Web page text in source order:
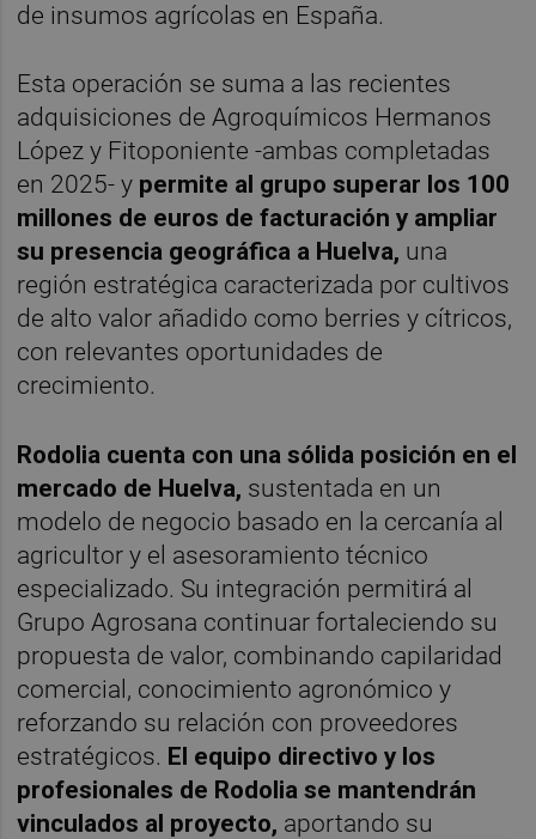
de insumos agrícolas en España.
Esta operación se suma a las recientes
adquisiciones de Agroquímicos Hermanos
López y Fitoponiente -ambas completadas
en 2025- y permite al grupo superar los 100
millones de euros de facturación y ampliar
su presencia geográfica a Huelva, una
región estratégica caracterizada por cultivos
de alto valor añadido como berries y cítricos,
con relevantes oportunidades de
crecimiento.
Rodolia cuenta con una sólida posición en el
mercado de Huelva, sustentada en un
modelo de negocio basado en la cercanía al
agricultor y el asesoramiento técnico
especializado. Su integración permitirá al
Grupo Agrosana continuar fortaleciendo su
propuesta de valor, combinando capilaridad
comercial, conocimiento agronómico y
reforzando su relación con proveedores
estratégicos. El equipo directivo y los
profesionales de Rodolia se mantendrán
vinculados al proyecto, aportando su